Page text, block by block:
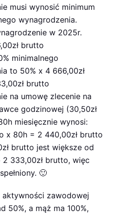
musi wynosić minimum
wynagrodzenia.
w 2025r.
brutto
minimalnego
to 50% x 4 666,00zł
brutto
na umowę zlecenie na
godzinowej (30,50zł
miesięcznie wynosi:
x 80h = 2 440,00zł brutto
brutto jest większe od
2 333,00zł brutto, więc
🙂
zawodowej
50%, a mąż ma 100%,